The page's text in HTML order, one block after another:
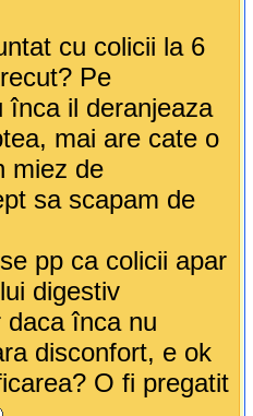
cu colicii la 6
Pe
înca il deranjeaza
mai are cate o
miez de
sa scapam de
pp ca colicii apar
digestiv
daca înca nu
disconfort, e ok
O fi pregatit